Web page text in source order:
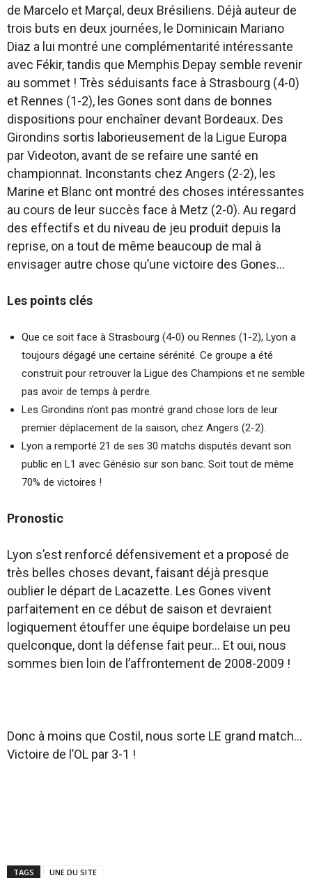
de Marcelo et Marçal, deux Brésiliens. Déjà auteur de
trois buts en deux journées, le Dominicain Mariano
Diaz a lui montré une complémentarité intéressante
avec Fékir, tandis que Memphis Depay semble revenir
au sommet ! Très séduisants face à Strasbourg (4-0)
et Rennes (1-2), les Gones sont dans de bonnes
dispositions pour enchaîner devant Bordeaux. Des
Girondins sortis laborieusement de la Ligue Europa
par Videoton, avant de se refaire une santé en
championnat. Inconstants chez Angers (2-2), les
Marine et Blanc ont montré des choses intéressantes
au cours de leur succès face à Metz (2-0). Au regard
des effectifs et du niveau de jeu produit depuis la
reprise, on a tout de même beaucoup de mal à
envisager autre chose qu’une victoire des Gones…
Les points clés
Que ce soit face à Strasbourg (4-0) ou Rennes (1-2), Lyon a
toujours dégagé une certaine sérénité. Ce groupe a été
construit pour retrouver la Ligue des Champions et ne semble
pas avoir de temps à perdre.
Les Girondins n’ont pas montré grand chose lors de leur
premier déplacement de la saison, chez Angers (2-2).
Lyon a remporté 21 de ses 30 matchs disputés devant son
public en L1 avec Génésio sur son banc. Soit tout de même
70% de victoires !
Pronostic
Lyon s’est renforcé défensivement et a proposé de
très belles choses devant, faisant déjà presque
oublier le départ de Lacazette. Les Gones vivent
parfaitement en ce début de saison et devraient
logiquement étouffer une équipe bordelaise un peu
quelconque, dont la défense fait peur… Et oui, nous
sommes bien loin de l’affrontement de 2008-2009 !
Donc à moins que Costil, nous sorte LE grand match…
Victoire de l’OL par 3-1 !
TAGS UNE DU SITE